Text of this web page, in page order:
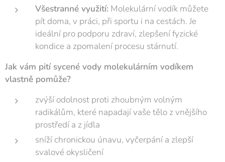
Všestranné využití: Molekulární vodík můžete
pít doma, v práci, při sportu i na cestách. Je
ideální pro podporu zdraví, zlepšení fyzické
kondice a zpomalení procesu stárnutí.
Jak vám pití sycené vody molekulárním vodíkem
vlastně pomůže?
zvýší odolnost proti zhoubným volným
radikálům, které napadají vaše tělo z vnějšího
prostředí a z jídla
sníží chronickou únavu, vyčerpání a zlepší
svalové okysličení